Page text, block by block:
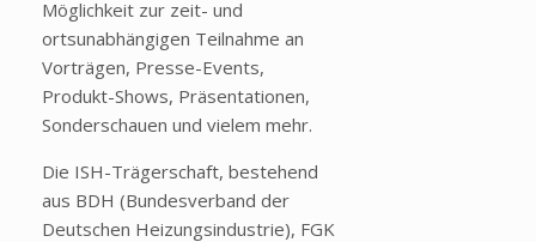
Möglichkeit zur zeit- und
ortsunabhängigen Teilnahme an
Vorträgen, Presse-Events,
Produkt-Shows, Präsentationen,
Sonderschauen und vielem mehr.
Die ISH-Trägerschaft, bestehend
aus BDH (Bundesverband der
Deutschen Heizungsindustrie), FGK